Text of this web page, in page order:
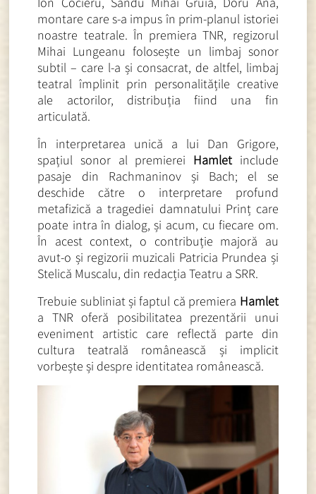
montare care s-a impus în prim-planul istoriei
noastre teatrale. În premiera TNR, regizorul
Mihai Lungeanu folosește un limbaj sonor
subtil – care l-a și consacrat, de altfel, limbaj
teatral împlinit prin personalitățile creative
ale actorilor, distribuția fiind una fin
articulată.
În interpretarea unică a lui Dan Grigore,
spațiul sonor al premierei Hamletinclude
pasaje din Rachmaninov și Bach; el se
deschide către o interpretare profund
metafizică a tragediei damnatului Prinț care
poate intra în dialog, și acum, cu fiecare om.
În acest context, o contribuție majoră au
avut-o și regizorii muzicali Patricia Prundea și
Stelică Muscalu, din redacția Teatru a SRR.
Trebuie subliniat și faptul că premiera Hamlet
a TNR oferă posibilitatea prezentării unui
eveniment artistic care reflectă parte din
cultura teatrală românească și implicit
vorbește și despre identitatea românească.